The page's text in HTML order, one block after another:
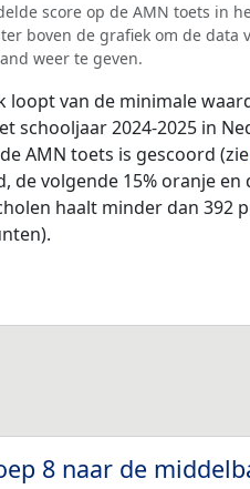
score op de AMN toets in
boven de grafiek om de data
weer te geven.
loopt van de minimale
schooljaar 2024-2025 in
AMN toets is gescoord (zie
de volgende 15% oranje
haalt minder dan 392
8 naar de